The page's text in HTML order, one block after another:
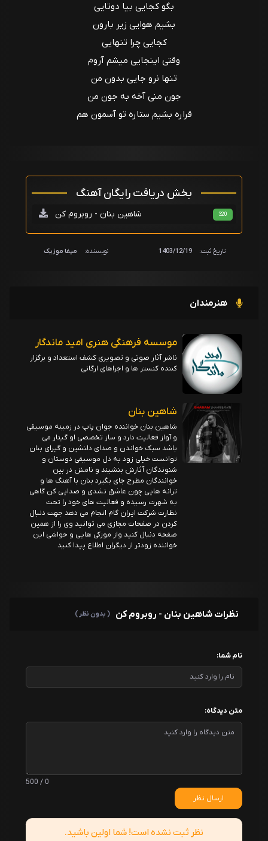
بگو کجایی بیا دوتایی
بشیم هوایی زیر بارون
کجایی چرا تنهایی
وقتی اینجایی میشم آروم
تنها نرو جایی بدون من
جون منی آخه به جون من
قراره بشیم ستاره تو آسمون هم
بخش دریافت رایگان آهنگ
شاهین بنان - روبروم کن 320
تاریخ ثبت: 1403/12/19 نویسنده: میفا موزیک
هنرمندان
موسسه فرهنگی هنری امید ماندگار
ناشر آثار صوتی و تصویری کشف استعداد و برگزار
کننده کنستر ها و اجراهای ارگانی
شاهین بنان
شاهین بنان خواننده جوان پاپ در زمینه موسیقی
و آواز فعالیت دارد و ساز تخصصی او گیتار می
باشد سبک خواندن و صدای دلنشین و گیرای بنان
توانست خیلی زود به دل موسیقی دوستان و
شنوندگان آثارش بنشیند و نامش در بین
خوانندگان مطرح جای بگیرد بنان با آهنگ ها و
ترانه هایی چون عاشق نشدی و صدایی کن گاهی
به شهرت رسیده و فعالیت های خود را تحت
نظارت شرکت ایران گام انجام می دهد جهت دنبال
کردن در صفحات مجازی می توانید وی را از همین
صفحه دنبال کنید واز موزکی هایی و حواشی این
خواننده زودتر از دیگران اطلاع پیدا کنید
نظرات شاهین بنان - روبروم کن ( بدون نظر )
نام شما:
متن دیدگاه:
0 / 500
ارسال نظر
نظر ثبت نشده است! شما اولین باشید.